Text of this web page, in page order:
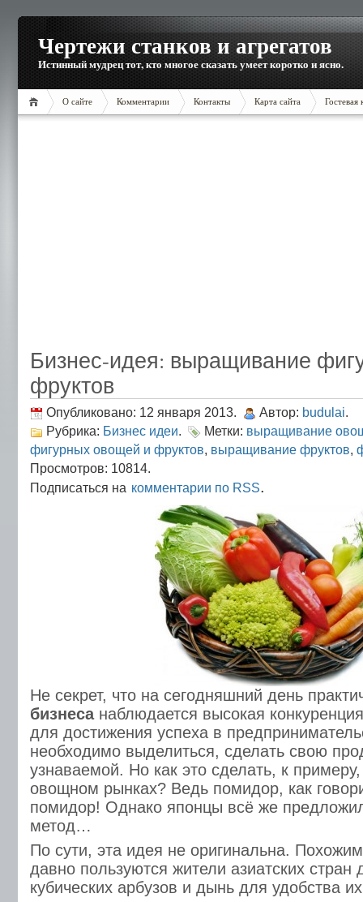
Чертежи станков и агрегатов
Истинный мудрец тот, кто многое сказать умеет коротко и ясно.
О сайте Комментарии Контакты Карта сайта Гостевая
Бизнес-идея: выращивание
фруктов
Опубликовано: 12 января 2013. Автор: budulai.
Рубрика: Бизнес идеи. Метки: выращивание
фигурных овощей и фруктов, выращивание фруктов,
Просмотров: 10814.
Подписаться на комментарии по RSS.
Не секрет, что на сегодняшний день
бизнесанаблюдается высокая
для достижения успеха в
необходимо выделиться, сделать свою
узнаваемой. Но как это сделать, к
овощном рынках? Ведь помидор, как
помидор! Однако японцы всё же
метод…
По сути, эта идея не оригинальна.
давно пользуются жители азиатских
кубических арбузов и дынь для удобства